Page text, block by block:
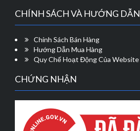
CHÍNH SÁCH VÀ HƯỚNG DẪN
Chính Sách Bán Hàng
Hướng Dẫn Mua Hàng
Quy Chế Hoạt Động Của Website
CHỨNG NHẬN